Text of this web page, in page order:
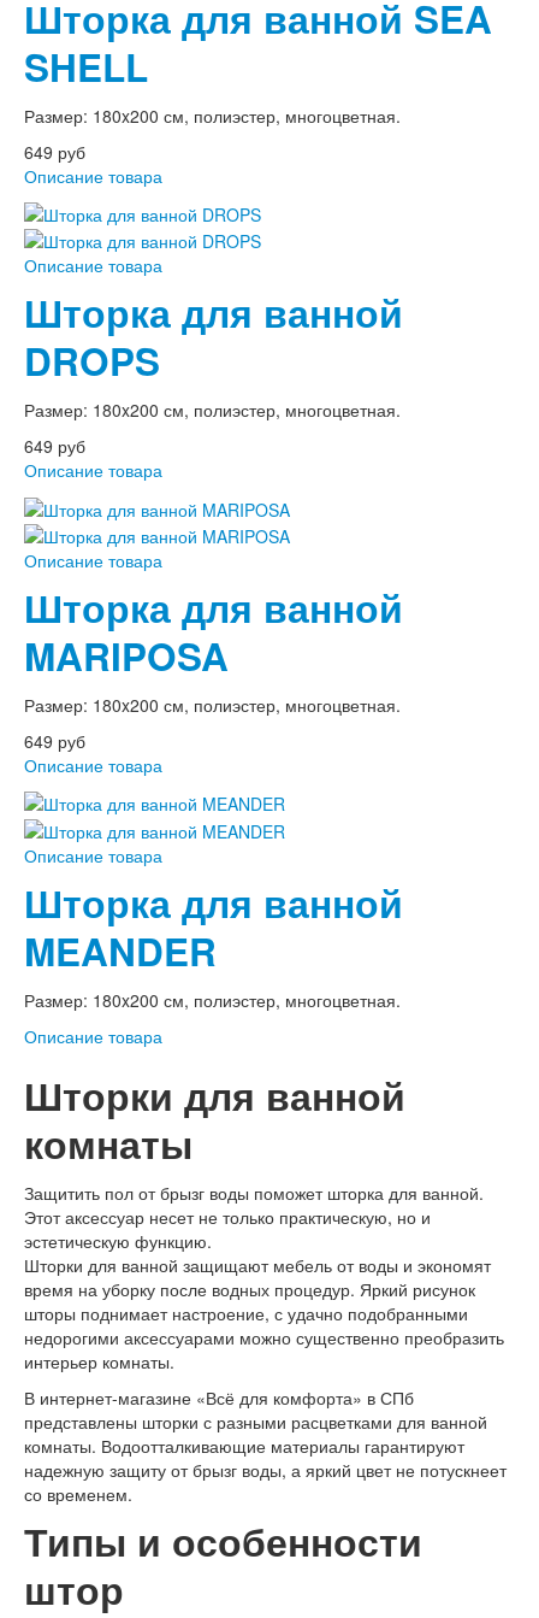
Шторка для ванной SEA
SHELL
Размер: 180x200 см, полиэстер, многоцветная.
649 руб
Описание товара
Описание товара
Шторка для ванной
DROPS
Размер: 180x200 см, полиэстер, многоцветная.
649 руб
Описание товара
Описание товара
Шторка для ванной
MARIPOSA
Размер: 180x200 см, полиэстер, многоцветная.
649 руб
Описание товара
Описание товара
Шторка для ванной
MEANDER
Размер: 180x200 см, полиэстер, многоцветная.
Описание товара
Шторки для ванной
комнаты
Защитить пол от брызг воды поможет шторка для ванной.
Этот аксессуар несет не только практическую, но и
эстетическую функцию.
Шторки для ванной защищают мебель от воды и экономят
время на уборку после водных процедур. Яркий рисунок
шторы поднимает настроение, с удачно подобранными
недорогими аксессуарами можно существенно преобразить
интерьер комнаты.
В интернет-магазине «Всё для комфорта» в СПб
представлены шторки с разными расцветками для ванной
комнаты. Водоотталкивающие материалы гарантируют
надежную защиту от брызг воды, а яркий цвет не потускнеет
со временем.
Типы и особенности
штор